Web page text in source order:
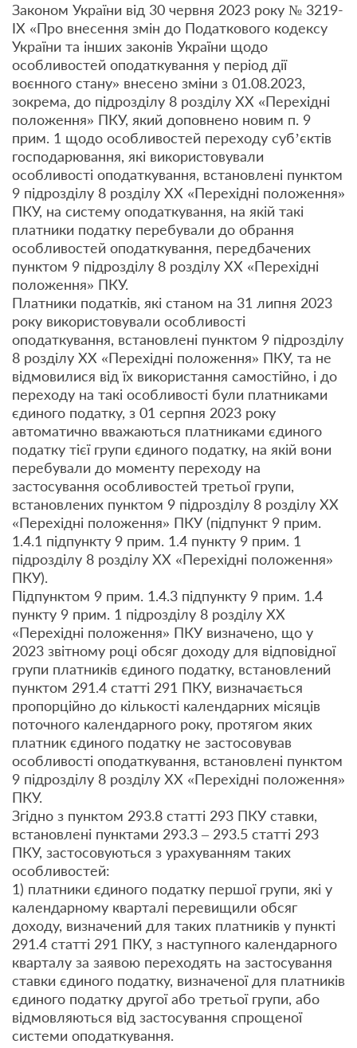
Законом України від 30 червня 2023 року № 3219-
ІХ «Про внесення змін до Податкового кодексу
України та інших законів України щодо
особливостей оподаткування у період дії
воєнного стану» внесено зміни з 01.08.2023,
зокрема, до підрозділу 8 розділу ХХ «Перехідні
положення» ПКУ, який доповнено новим п. 9
прим. 1 щодо особливостей переходу суб’єктів
господарювання, які використовували
особливості оподаткування, встановлені пунктом
9 підрозділу 8 розділу ХХ «Перехідні положення»
ПКУ, на систему оподаткування, на якій такі
платники податку перебували до обрання
особливостей оподаткування, передбачених
пунктом 9 підрозділу 8 розділу ХХ «Перехідні
положення» ПКУ.
Платники податків, які станом на 31 липня 2023
року використовували особливості
оподаткування, встановлені пунктом 9 підрозділу
8 розділу ХХ «Перехідні положення» ПКУ, та не
відмовилися від їх використання самостійно, і до
переходу на такі особливості були платниками
єдиного податку, з 01 серпня 2023 року
автоматично вважаються платниками єдиного
податку тієї групи єдиного податку, на якій вони
перебували до моменту переходу на
застосування особливостей третьої групи,
встановлених пунктом 9 підрозділу 8 розділу ХХ
«Перехідні положення» ПКУ (підпункт 9 прим.
1.4.1 підпункту 9 прим. 1.4 пункту 9 прим. 1
підрозділу 8 розділу ХХ «Перехідні положення»
ПКУ).
Підпунктом 9 прим. 1.4.3 підпункту 9 прим. 1.4
пункту 9 прим. 1 підрозділу 8 розділу ХХ
«Перехідні положення» ПКУ визначено, що у
2023 звітному році обсяг доходу для відповідної
групи платників єдиного податку, встановлений
пунктом 291.4 статті 291 ПКУ, визначається
пропорційно до кількості календарних місяців
поточного календарного року, протягом яких
платник єдиного податку не застосовував
особливості оподаткування, встановлені пунктом
9 підрозділу 8 розділу ХХ «Перехідні положення»
ПКУ.
Згідно з пунктом 293.8 статті 293 ПКУ ставки,
встановлені пунктами 293.3 – 293.5 статті 293
ПКУ, застосовуються з урахуванням таких
особливостей:
1) платники єдиного податку першої групи, які у
календарному кварталі перевищили обсяг
доходу, визначений для таких платників у пункті
291.4 статті 291 ПКУ, з наступного календарного
кварталу за заявою переходять на застосування
ставки єдиного податку, визначеної для платників
єдиного податку другої або третьої групи, або
відмовляються від застосування спрощеної
системи оподаткування.